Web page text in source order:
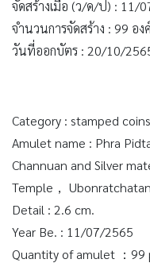
จัดสร้างเมื่อ (ว/ด/ป) : 11/
จำนวนการจัดสร้าง : 99 องค์
วันที่ออกบัตร : 20/10/
Category : stamped coins
Amulet name : Phra
Channuan and Silver
Temple，
Detail : 2.6 cm.
Year Be. : 11/07/2565
Quantity of amulet ：99